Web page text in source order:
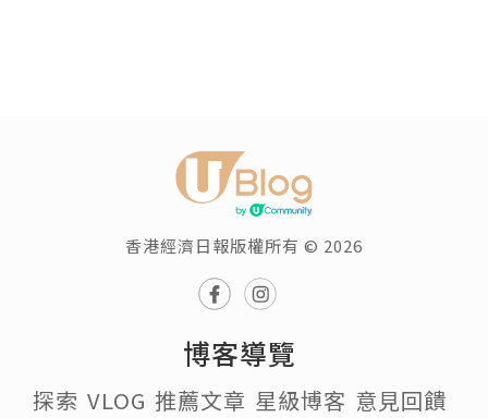
香港經濟日報版權所有 © 2026
博客導覽
探索 VLOG 推薦文章 星級博客 意見回饋